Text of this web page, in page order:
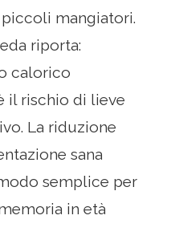
mangiatori.
riporta:
calorico
il rischio di lieve
La riduzione
sana
semplice per
in età